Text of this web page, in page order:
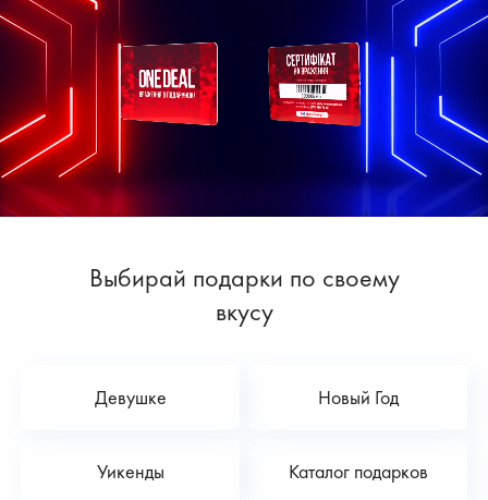
Выбирай подарки по своему
вкусу
Девушке Новый Год
Уикенды Каталог подарков